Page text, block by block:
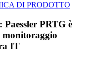
DI PRODOTTO
PRTG è
IT